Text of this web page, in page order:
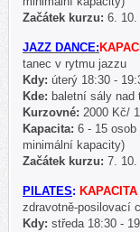
Začátek kurzu: 6. 10.
JAZZ DANCE:
tanec v rytmu jazzu
Kdy: úterý 18:30 -
Kde: baletní sály nad
Kurzovné: 2000 Kč/
Kapacita: 6 - 15
minimální kapacity)
Začátek kurzu: 7. 10.
PILATES:
zdravotně-posilovací
Kdy: středa 18:30 -